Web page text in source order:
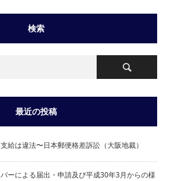
検索
最近の投稿
給は違法〜日本郵便格差訴訟（大阪地裁）
ーによる届出・申請及び平成30年3月からの様